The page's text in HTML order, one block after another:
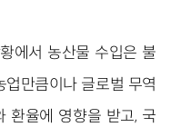
에서 농산물 수입은 불
만큼이나 글로벌 무역
환율에 영향을 받고, 국